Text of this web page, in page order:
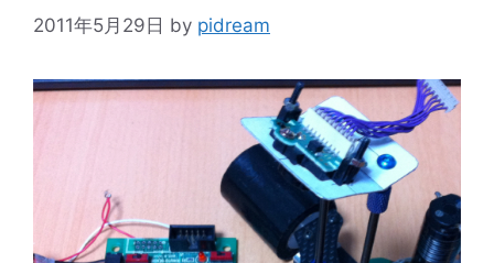
2011年5月29日 by pidream